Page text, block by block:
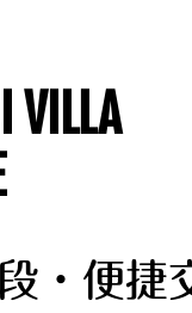
VILLA
・便捷